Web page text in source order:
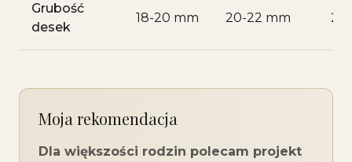
Grubość
desek
18-20 mm 20-22 mm
Moja rekomendacja
Dla większości rodzin polecam projekt